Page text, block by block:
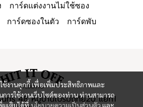
การ์ดแต่งงานไม่ใช้ซอง
การ์ดซองในตัว
การ์ดพับ
ช้งานคุกกี้ เพื่อเพิ่มประสิทธิภาพและ
ารใช้งานเว็บไซต์ของท่าน ท่านสามารถ
มเติมได้ที่นโยบายความเป็นส่วนตัว และ
ทร์ 48 หมู่บ้านเปรมฤทัย20 แยก1